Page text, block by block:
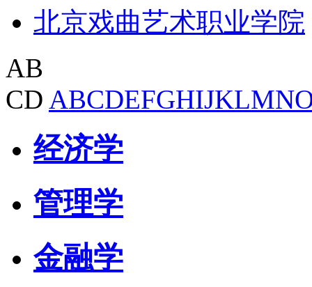
北京戏曲艺术职业学院
AB
CD ABCDEFGHIJKLMN
经济学
管理学
金融学